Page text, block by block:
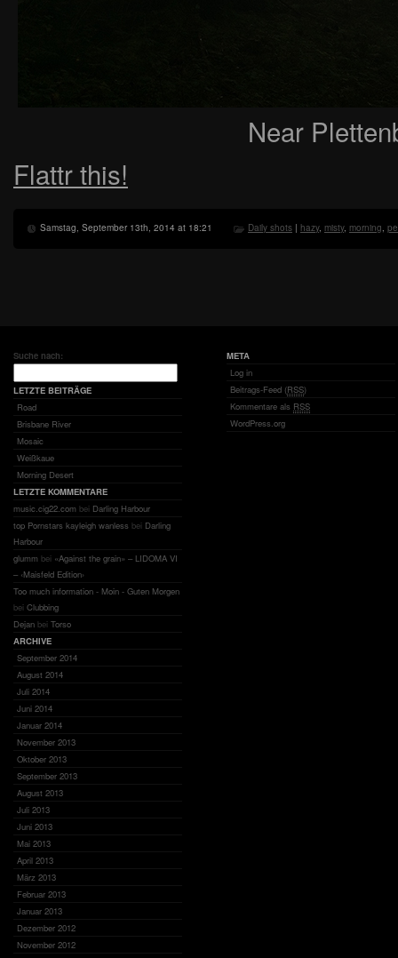
Near
Flattr this!
Samstag, September 13th, 2014 at 18:21 Daily shots | hazy, misty, morning,
Suche nach:
LETZTE BEITRÄGE
Road
Brisbane River
Mosaic
Weißkaue
Morning Desert
LETZTE KOMMENTARE
music.cig22.com bei Darling Harbour
top Pornstars kayleigh wanless bei Darling
Harbour
glumm bei «Against the grain» – LIDOMA VI
– ‹Maisfeld Edition›
Too much information - Moin - Guten Morgen
bei Clubbing
Dejan bei Torso
ARCHIVE
September 2014
August 2014
Juli 2014
Juni 2014
Januar 2014
November 2013
Oktober 2013
September 2013
August 2013
Juli 2013
Juni 2013
Mai 2013
April 2013
März 2013
Februar 2013
Januar 2013
Dezember 2012
November 2012
META
Log in
Beitrags-Feed (RSS)
Kommentare als RSS
WordPress.org